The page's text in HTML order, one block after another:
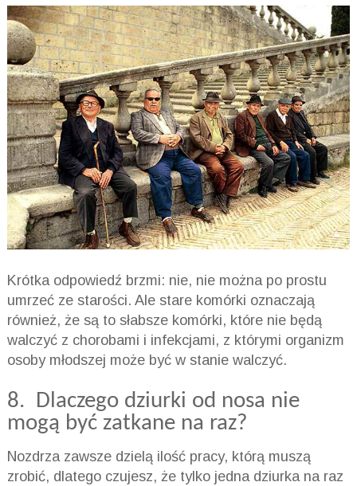
Krótka odpowiedź brzmi: nie, nie można po prostu
umrzeć ze starości. Ale stare komórki oznaczają
również, że są to słabsze komórki, które nie będą
walczyć z chorobami i infekcjami, z którymi organizm
osoby młodszej może być w stanie walczyć.
8. Dlaczego dziurki od nosa nie
mogą być zatkane na raz?
Nozdrza zawsze dzielą ilość pracy, którą muszą
zrobić, dlatego czujesz, że tylko jedna dziurka na raz